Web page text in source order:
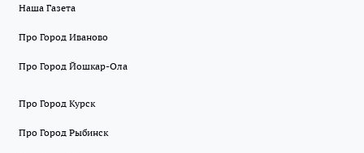
Наша Газета
Про Город Иваново
Про Город Йошкар-Ола
Про Город Курск
Про Город Рыбинск